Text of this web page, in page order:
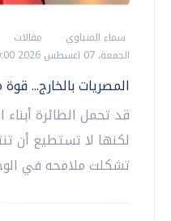
سماء المنياوي
مقالات
الجمعة، 07 اغسطس 2026 10:00 ص
المصريات بالخارج...
قد تحمل الطائرة
لكنها لا تستطيع أن
تشكلت ملامحه في